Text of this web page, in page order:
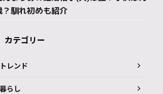
？馴れ初めも紹介
カテゴリー
トレンド
暮らし